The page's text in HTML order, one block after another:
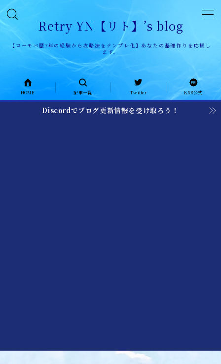
Retry YN【リト】’s blog
【ローモバ歴7年の経験から攻略法をテンプレ化】あなたの基礎作りを応援し
ます。
HOME
記事一覧
HOME 記事一覧 Twitter KXR公式
Discordでブログ更新情報を受け取ろう！